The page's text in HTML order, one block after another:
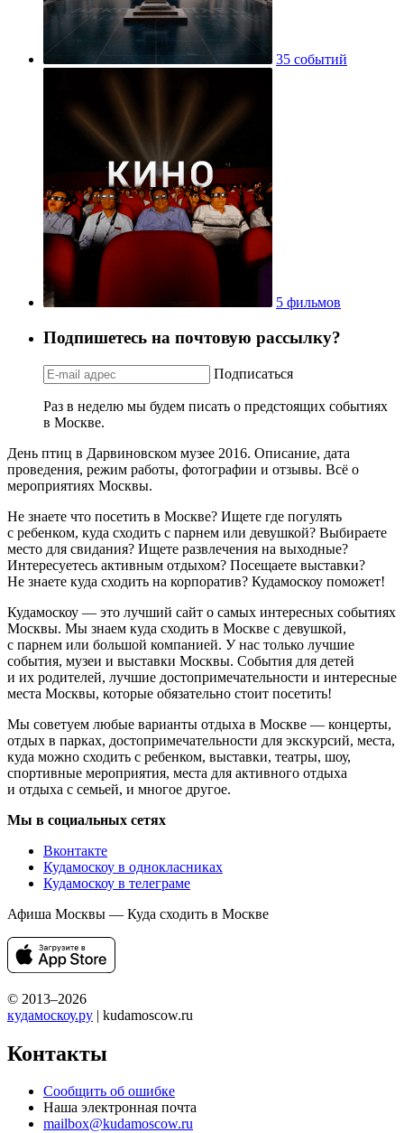
35 событий
5 фильмов
Подпишетесь на почтовую рассылку?
Подписаться
Раз в неделю мы будем писать о предстоящих событиях
в Москве.
День птиц в Дарвиновском музее 2016. Описание, дата
проведения, режим работы, фотографии и отзывы. Всё о
мероприятиях Москвы.
Не знаете что посетить в Москве? Ищете где погулять
с ребенком, куда сходить с парнем или девушкой? Выбираете
место для свидания? Ищете развлечения на выходные?
Интересуетесь активным отдыхом? Посещаете выставки?
Не знаете куда сходить на корпоратив? Кудамоскоу поможет!
Кудамоскоу — это лучший сайт о самых интересных событиях
Москвы. Мы знаем куда сходить в Москве с девушкой,
с парнем или большой компанией. У нас только лучшие
события, музеи и выставки Москвы. События для детей
и их родителей, лучшие достопримечательности и интересные
места Москвы, которые обязательно стоит посетить!
Мы советуем любые варианты отдыха в Москве — концерты,
отдых в парках, достопримечательности для экскурсий, места,
куда можно сходить с ребенком, выставки, театры, шоу,
спортивные мероприятия, места для активного отдыха
и отдыха с семьей, и многое другое.
Мы в социальных сетях
Вконтакте
Кудамоскоу в однокласниках
Кудамоскоу в телеграме
Афиша Москвы — Куда сходить в Москве
© 2013–2026
кудамоскоу.ру | kudamoscow.ru
Контакты
Сообщить об ошибке
Наша электронная почта
mailbox@kudamoscow.ru